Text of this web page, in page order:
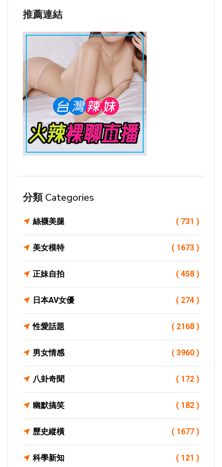
推薦連結
分類 Categories
絲襪美腿 ( 731 )
美女模特 ( 1673 )
正妹自拍 ( 458 )
日本AV女優 ( 274 )
性愛話題 ( 2168 )
男女情感 ( 3960 )
八卦奇聞 ( 172 )
幽默搞笑 ( 182 )
歷史縱橫 ( 1677 )
科學新知 ( 121 )